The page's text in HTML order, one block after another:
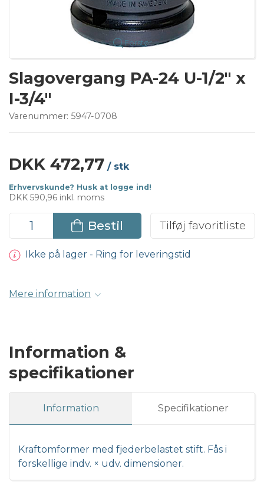
Forstør
Slagovergang PA-24 U-1/2" x
I-3/4"
Varenummer: 5947-0708
DKK 472,77 / stk
Erhvervskunde? Husk at logge ind!
DKK 590,96 inkl. moms
Bestil Tilføj favoritliste
Ikke på lager - Ring for leveringstid
Mere information
Information &
specifikationer
Information Specifikationer
Kraftomformer med fjederbelastet stift. Fås i
forskellige indv. × udv. dimensioner.